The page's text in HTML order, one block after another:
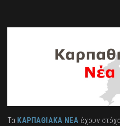
Τα ΚΑΡΠΑΘΙΑΚΑ ΝΕΑέχουν